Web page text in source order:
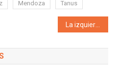
Mendoza Tanus
entradas La izquierda propone a Noe Barbeito y Sole Sosa para el crecimiento de una Mendoza pujante, de nuevas ideas y trabajadora